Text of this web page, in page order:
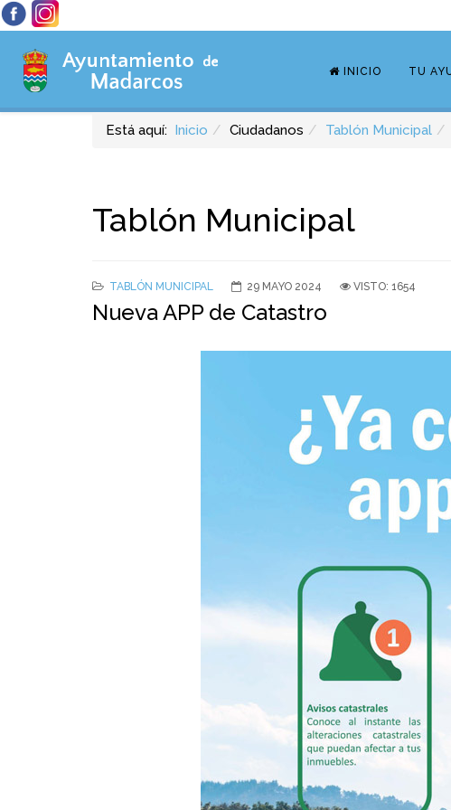
INICIO TU
Está aquí: Inicio Ciudadanos Tablón Municipal
Tablón Municipal
TABLÓN MUNICIPAL 29 MAYO 2024 VISTO: 1654
Nueva APP de Catastro